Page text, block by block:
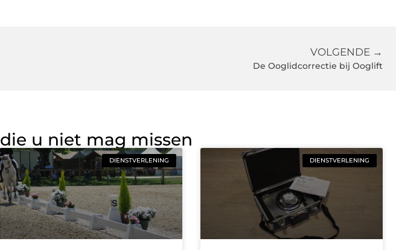
VOLGENDE →
De Ooglidcorrectie bij Ooglift
die u niet mag missen
DIENSTVERLENING DIENSTVERLENING